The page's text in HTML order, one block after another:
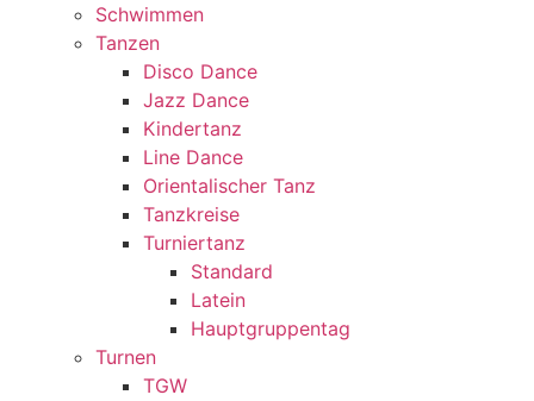
Schwimmen
Tanzen
Disco Dance
Jazz Dance
Kindertanz
Line Dance
Orientalischer Tanz
Tanzkreise
Turniertanz
Standard
Latein
Hauptgruppentag
Turnen
TGW